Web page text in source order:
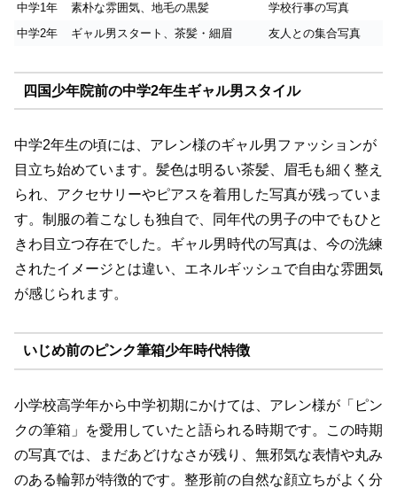
中学1年
素朴な雰囲気、地毛の黒髪
学校行事の写真
中学2年
ギャル男スタート、茶髪・細眉 友人との集合写真
四国少年院前の中学2年生ギャル男スタイル
中学2年生の頃には、アレン様のギャル男ファッションが
目立ち始めています。髪色は明るい茶髪、眉毛も細く整え
られ、アクセサリーやピアスを着用した写真が残っていま
す。制服の着こなしも独自で、同年代の男子の中でもひと
きわ目立つ存在でした。ギャル男時代の写真は、今の洗練
されたイメージとは違い、エネルギッシュで自由な雰囲気
が感じられます。
いじめ前のピンク筆箱少年時代特徴
小学校高学年から中学初期にかけては、アレン様が「ピン
クの筆箱」を愛用していたと語られる時期です。この時期
の写真では、まだあどけなさが残り、無邪気な表情や丸み
のある輪郭が特徴的です。整形前の自然な顔立ちがよく分